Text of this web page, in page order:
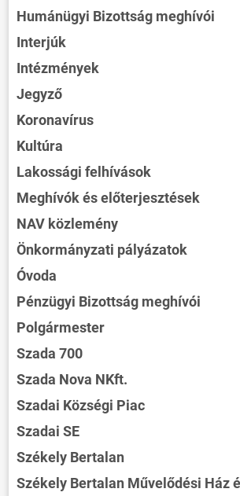
Humánügyi Bizottság meghívói
Interjúk
Intézmények
Jegyző
Koronavírus
Kultúra
Lakossági felhívások
Meghívók és előterjesztések
NAV közlemény
Önkormányzati pályázatok
Óvoda
Pénzügyi Bizottság meghívói
Polgármester
Szada 700
Szada Nova NKft.
Szadai Községi Piac
Szadai SE
Székely Bertalan
Székely Bertalan Művelődési Ház